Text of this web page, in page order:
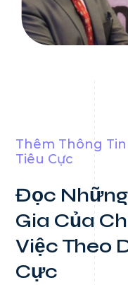
Thêm Thông Tin
Tiêu Cực
Đọc
Gia Của
Việc Theo
Cực